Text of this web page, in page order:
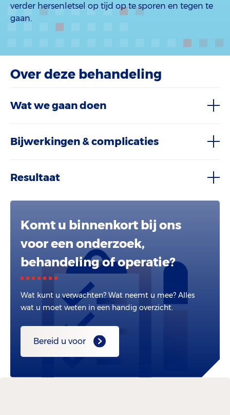
verder hersenletsel op tijd op te sporen en tegen te
gaan.
Over deze behandeling
Wat we gaan doen
Bijwerkingen & complicaties
Resultaat
Komt u binnenkort bij ons
voor een onderzoek,
behandeling of operatie?
Wat kunt u verwachten? Wat neemt u mee? Alles
wat u moet weten in een handig overzicht.
Bereid u voor